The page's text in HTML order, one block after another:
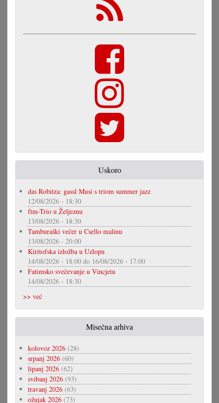
Uskoro
das Robitza: gassl Musi s triom summer jazz
12/08/2026 - 18:30
ftm-Trio u Željeznu
13/08/2026 - 18:30
Tamburaški večer u Csello malinu
13/08/2026 - 20:00
Kiritofska izložba u Uzlopu
14/08/2026 - 18:00 do 16/08/2026 - 17:00
Fatimsko svečevanje u Vincjetu
14/08/2026 - 18:30
>> već
Misečna arhiva
kolovoz 2026 (28)
srpanj 2026 (60)
lipanj 2026 (62)
svibanj 2026 (93)
travanj 2026 (63)
ožujak 2026 (73)